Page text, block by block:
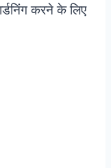
करने के लिए